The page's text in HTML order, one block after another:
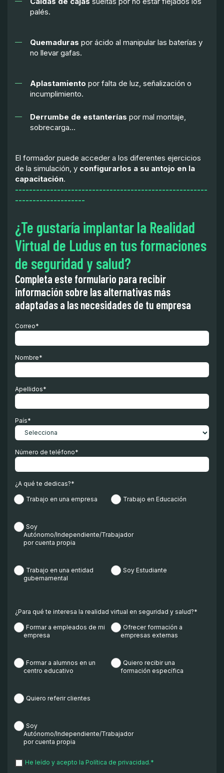
palés.
Quemaduras por ácido al manipular las baterías y
no llevar gafas.
Aplastamiento por falta de luz, señalización o
incumplimiento.
Derrumbe de estanterías por mal montaje,
sobrecarga...
El formador puede acceder a los diferentes ejercicios
de la simulación, y configurarlos a su antojo en la
capacitación.
-------------------------------------------------------
--------------------
¿Te gustaría implantar la Realidad
Virtual de Ludus en tus formaciones
de seguridad y salud?
Completa este formulario para recibir
información sobre las alternativas más
adaptadas a las necesidades de tu empresa
Correo*
Nombre*
Apellidos*
País*
Número de teléfono*
¿A qué te dedicas?*
Trabajo en una empresa Trabajo en Educación
Soy
Autónomo/Independiente/Trabajador
por cuenta propia
Trabajo en una entidad
gubernamental
Soy Estudiante
¿Para qué te interesa la realidad virtual en seguridad y salud?*
Formar a empleados de mi
empresa
Ofrecer formación a
empresas externas
Formar a alumnos en un
centro educativo
Quiero recibir una
formación específica
Quiero referir clientes
Soy
Autónomo/Independiente/Trabajador
por cuenta propia
He leído y acepto la Política de privacidad.*